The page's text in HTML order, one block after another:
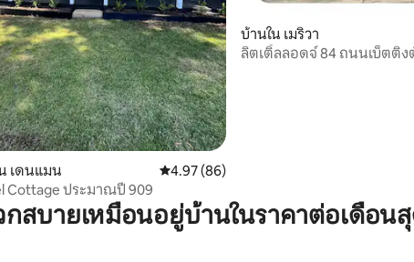
ก 5, 49 รีวิว
เดนแมน คะแนนเฉลี่ย 4.97 จาก 5, 86 รีวิว
4.97 (86)
Cottage ประมาณปี 909
บ้านใน เมริวา
ลิตเติ้ลลอดจ์ 84 ถนนเบ็ตติง
กสบายเหมือนอยู่บ้านในราคาต่อเดือน